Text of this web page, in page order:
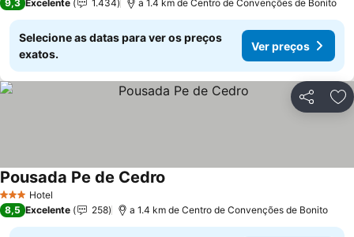
9,3 Excelente 1.434 a 1.4 km de Centro de Convenções de Bonito
Selecione as datas para ver os preços
exatos.
Ver preços
Partilhar
3 EstrelasHotel
Pousada Pe de Cedro
8,5 Excelente 258 a 1.4 km de Centro de Convenções de Bonito